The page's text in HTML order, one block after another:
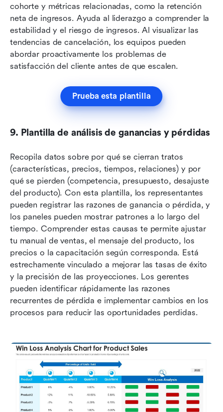
cohorte y métricas relacionadas, como la retención
neta de ingresos. Ayuda al liderazgo a comprender la
estabilidad y el riesgo de ingresos. Al visualizar las
tendencias de cancelación, los equipos pueden
abordar proactivamente los problemas de
satisfacción del cliente antes de que escalen.
Prueba esta plantilla
9. Plantilla de análisis de ganancias y pérdidas
Recopila datos sobre por qué se cierran tratos
(características, precios, tiempos, relaciones) y por
qué se pierden (competencia, presupuesto, desajuste
del producto). Con esta plantilla, los representantes
pueden registrar las razones de ganancia o pérdida, y
los paneles pueden mostrar patrones a lo largo del
tiempo. Comprender estas causas te permite ajustar
tu manual de ventas, el mensaje del producto, los
precios o la capacitación según corresponda. Está
estrechamente vinculado a mejorar las tasas de éxito
y la precisión de las proyecciones. Los gerentes
pueden identificar rápidamente las razones
recurrentes de pérdida e implementar cambios en los
procesos para reducir las oportunidades perdidas.